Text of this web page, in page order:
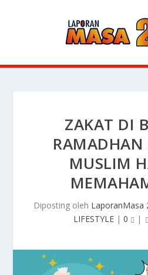
ZAKAT DI
MUSLIM
Diposting oleh LaporanMasa
LIFESTYLE | 0 |